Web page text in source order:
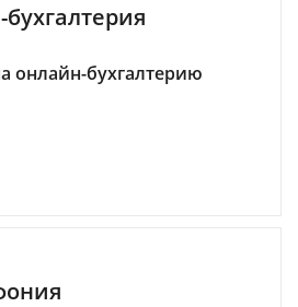
онлайн-бухгалтерию